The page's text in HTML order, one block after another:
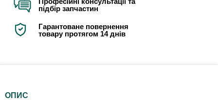
підбір запчастин
Гарантоване повернення
товару протягом 14 днів
ОПИС